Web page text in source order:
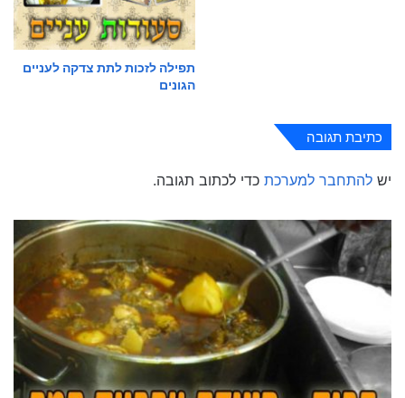
תפילה לזכות לתת צדקה לעניים
הגונים
כתיבת תגובה
יש להתחבר למערכת כדי לכתוב תגובה.